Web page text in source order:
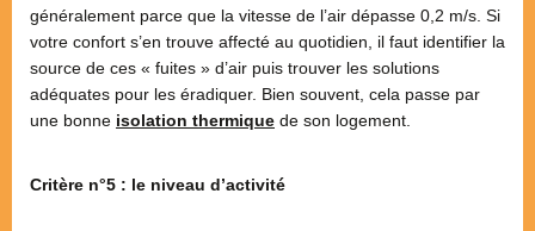
généralement parce que la vitesse de l’air dépasse 0,2 m/s. Si
votre confort s’en trouve affecté au quotidien, il faut identifier la
source de ces « fuites » d’air puis trouver les solutions
adéquates pour les éradiquer. Bien souvent, cela passe par
une bonne isolation thermique de son logement.
Critère n°5 : le niveau d’activité